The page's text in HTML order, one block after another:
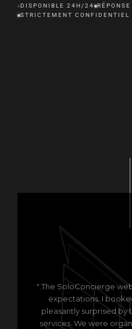
DISPONIBLE 24H/24
STRICTEMENT CONFIDENTIEL
" The SoloConcierge
expectations. I
pleasantly surprised by
services. We were